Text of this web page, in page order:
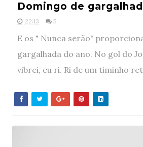
Domingo de
22:13 5
E os " Nunca serão"
gargalhada do ano. No gol do
vibrei, eu ri. Ri de um timinho